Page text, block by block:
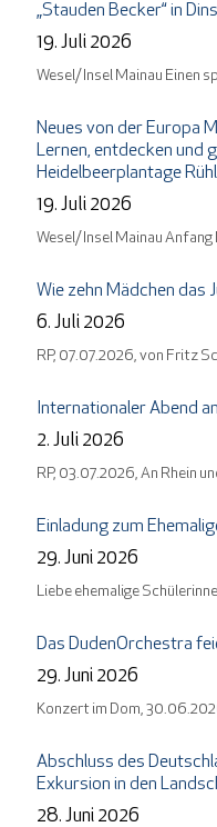
„Stauden Becker“ in
19. Juli 2026
Wesel/ Insel Mainau Einen
Neues von der Europa
Lernen, entdecken und
Heidelbeerplantage
19. Juli 2026
Wesel/ Insel Mainau
Wie zehn Mädchen das
6. Juli 2026
RP, 07.07.2026, von Fritz
Internationaler Abend
2. Juli 2026
RP, 03.07.2026, An Rhein
Einladung zum
29. Juni 2026
Liebe ehemalige
Das DudenOrchestra
29. Juni 2026
Konzert im Dom,
Abschluss des
Exkursion in den
28. Juni 2026